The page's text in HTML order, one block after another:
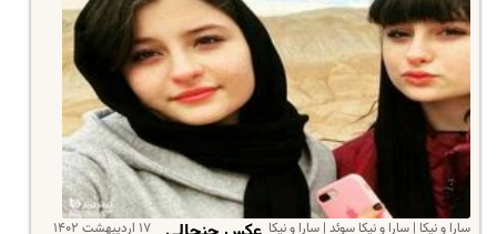
سارا و نیکا | سارا و نیکا سوئد | سارا و نیکا
۱۷ اردیبهشت ۱۴۰۲